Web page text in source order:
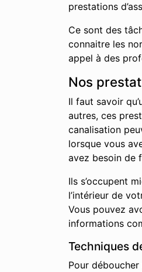
prestations
Ce sont des
connaitre les
appel à des
Nos
Il faut savoir
autres, ces
canalisation
lorsque vous
avez besoin de
Ils s’occupent
l’intérieur de
Vous pouvez
informations
Techniques
Pour